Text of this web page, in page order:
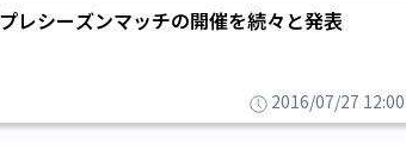
レシーズンマッチの開催を続々と発表
2016/07/27 12:00